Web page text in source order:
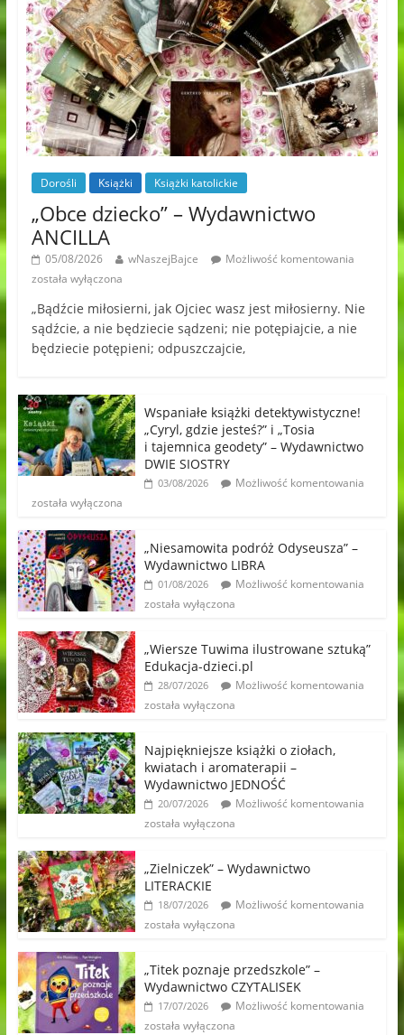
Dorośli Książki Książki katolickie
„Obce dziecko” – Wydawnictwo
ANCILLA
05/08/2026 wNaszejBajce
Możliwość komentowania
została wyłączona
„Bądźcie miłosierni, jak Ojciec wasz jest miłosierny. Nie
sądźcie, a nie będziecie sądzeni; nie potępiajcie, a nie
będziecie potępieni; odpuszczajcie,
Wspaniałe książki detektywistyczne!
„Cyryl, gdzie jesteś?” i „Tosia
i tajemnica geodety” – Wydawnictwo
DWIE SIOSTRY
03/08/2026
Możliwość komentowania
została wyłączona
„Niesamowita podróż Odyseusza” –
Wydawnictwo LIBRA
01/08/2026
Możliwość komentowania
została wyłączona
„Wiersze Tuwima ilustrowane sztuką”
Edukacja-dzieci.pl
28/07/2026
Możliwość komentowania
została wyłączona
Najpiękniejsze książki o ziołach,
kwiatach i aromaterapii –
Wydawnictwo JEDNOŚĆ
20/07/2026
Możliwość komentowania
została wyłączona
„Zielniczek” – Wydawnictwo
LITERACKIE
18/07/2026
Możliwość komentowania
została wyłączona
„Titek poznaje przedszkole” –
Wydawnictwo CZYTALISEK
17/07/2026
Możliwość komentowania
została wyłączona